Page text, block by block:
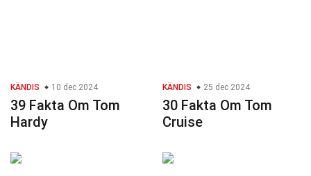
KÄNDIS 10 dec 2024
39 Fakta Om Tom
Hardy
KÄNDIS 25 dec 2024
30 Fakta Om Tom
Cruise